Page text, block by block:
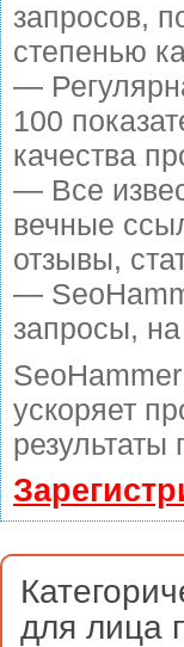
запросов,
степенью
—
100
качества
— Все
вечные
отзывы,
—
запросы,
ускоряет
для лица